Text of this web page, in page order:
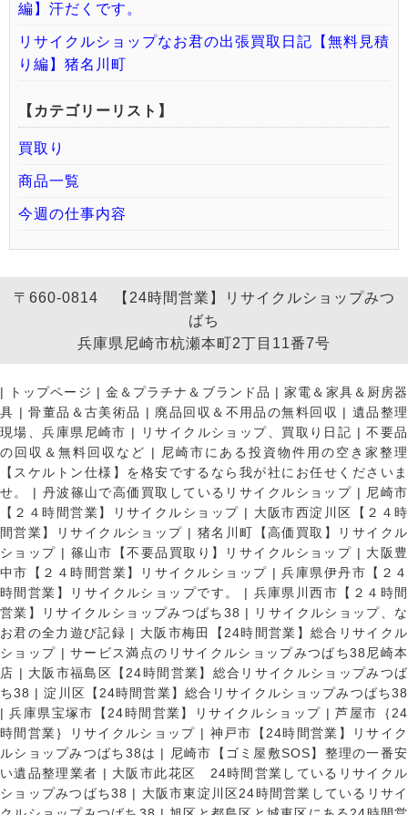
編】汗だくです。
リサイクルショップなお君の出張買取日記【無料見積
り編】猪名川町
【カテゴリーリスト】
買取り
商品一覧
今週の仕事内容
〒660-0814 【24時間営業】リサイクルショップみつ
ばち
兵庫県尼崎市杭瀬本町2丁目11番7号
| トップページ | 金＆プラチナ＆ブランド品 |家電＆家具＆厨房器
具 |骨董品＆古美術品 | 廃品回収＆不用品の無料回収 | 遺品整理
現場、兵庫県尼崎市 | リサイクルショップ、買取り日記 |不要品
の回収＆無料回収など |
尼崎市にある投資物件用の空き家整理
【スケルトン仕様】を格安でするなら我が社にお任せくださいま
せ。
| 丹波篠山で高価買取しているリサイクルショップ | 尼崎市
【２４時間営業】リサイクルショップ | 大阪市西淀川区【２４時
間営業】リサイクルショップ | 猪名川町【高価買取】リサイクル
ショップ | 篠山市【不要品買取り】リサイクルショップ | 大阪豊
中市【２４時間営業】リサイクルショップ |兵庫県伊丹市【２４
時間営業】リサイクルショップです。
| 兵庫県川西市【２４時間
営業】リサイクルショップみつばち38 |
リサイクルショップ、な
お君の全力遊び記録 | 大阪市梅田【24時間営業】総合リサイクル
ショップ |サービス満点のリサイクルショップみつばち38尼崎本
店 | 大阪市福島区【24時間営業】総合リサイクルショップみつば
ち38 |淀川区【24時間営業】総合リサイクルショップみつばち38
|兵庫県宝塚市【24時間営業】リサイクルショップ |芦屋市｛24
時間営業｝リサイクルショップ | 神戸市【24時間営業】リサイク
ルショップみつばち38は |
尼崎市【ゴミ屋敷SOS】整理の一番安
い遺品整理業者 | 大阪市此花区 24時間営業しているリサイクル
ショップみつばち38 | 大阪市東淀川区24時間営業しているリサイ